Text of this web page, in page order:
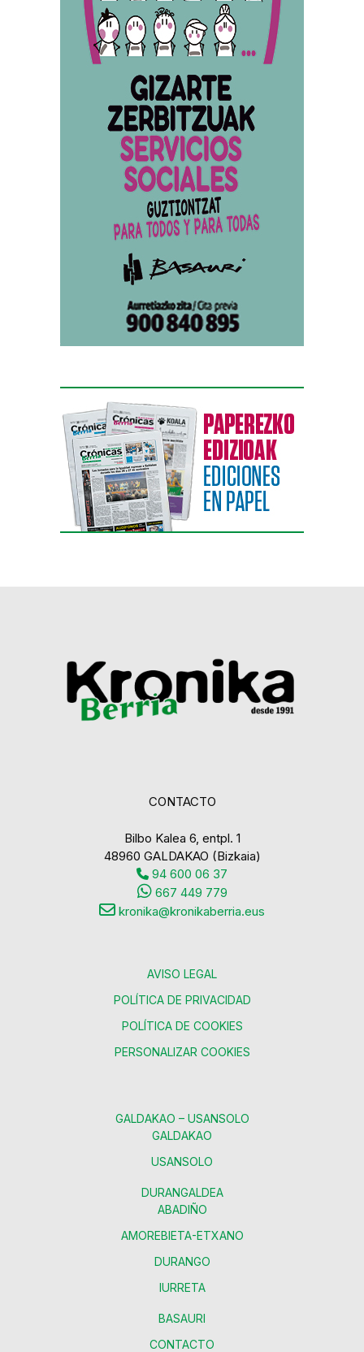
CONTACTO
Bilbo Kalea 6, entpl. 1
48960 GALDAKAO (Bizkaia)
94 600 06 37
667 449 779
kronika@kronikaberria.eus
AVISO LEGAL
POLÍTICA DE PRIVACIDAD
POLÍTICA DE COOKIES
PERSONALIZAR COOKIES
GALDAKAO – USANSOLO
GALDAKAO
USANSOLO
DURANGALDEA
ABADIÑO
AMOREBIETA-ETXANO
DURANGO
IURRETA
BASAURI
CONTACTO